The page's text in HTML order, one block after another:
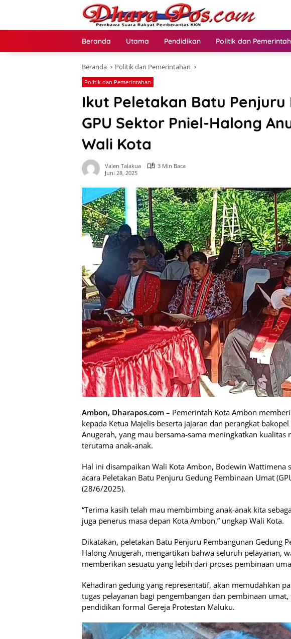
Beranda Utama Pendidikan Politik dan
Beranda Politik dan Pemerintahan
Politik dan Pemerintahan
Ikut Peletakan Batu Penjuru
GPU Sektor Pniel-Halong
Wali Kota
Valen Talakua
3 Min Baca
Juni 28, 2025
Ambon, Dharapos.com – Pemerintah Kota Ambon
kepada Ketua Majelis beserta jajaran dan perangkat
Anugerah, yang mau bersama-sama meningkatkan
terutama anak-anak.
Hal ini disampaikan Wali Kota Ambon, Bodewin Wattimena
acara Peletakan Batu Penjuru Gedung Pembinaan Umat
(28/6/2025).
“Terima kasih telah mau membimbing anak-anak kita
juga penerus masa depan Kota Ambon,” ungkap Wali Kota.
Dikatakan, peletakan Batu Penjuru Pembangunan Gedung
Halong Anugerah, mengartikan bahwa seluruh pelayanan,
memberikan sesuatu yang lebih dari proses pembinaan
Kehadiran gedung yang representatif, akan memudahkan
tugas pelayanan bagi pengembangan dan pembinaan
pendidikan formal Gereja Protestan Maluku.